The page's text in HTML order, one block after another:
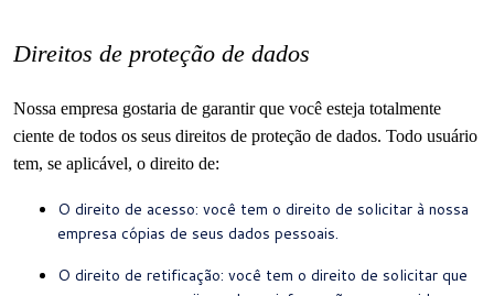
Direitos de proteção de dados
Nossa empresa gostaria de garantir que você esteja totalmente
ciente de todos os seus direitos de proteção de dados. Todo usuário
tem, se aplicável, o direito de:
O direito de acesso: você tem o direito de solicitar à nossa
empresa cópias de seus dados pessoais.
O direito de retificação: você tem o direito de solicitar que